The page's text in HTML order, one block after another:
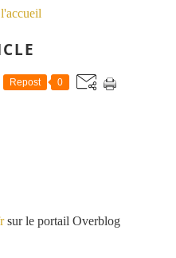
Repost 0
sur le portail Overblog